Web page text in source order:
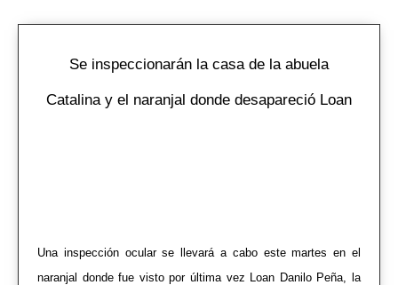
Se inspeccionarán la casa de la abuela
Catalina y el naranjal donde desapareció Loan
Una inspección ocular se llevará a cabo este martes en el
naranjal donde fue visto por última vez Loan Danilo Peña, la